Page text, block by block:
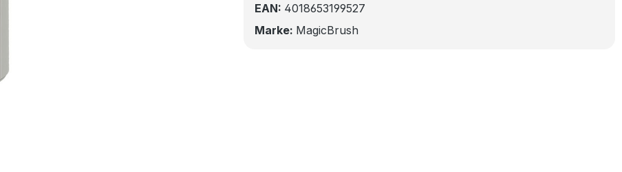
EAN: 4018653199527
Marke: MagicBrush